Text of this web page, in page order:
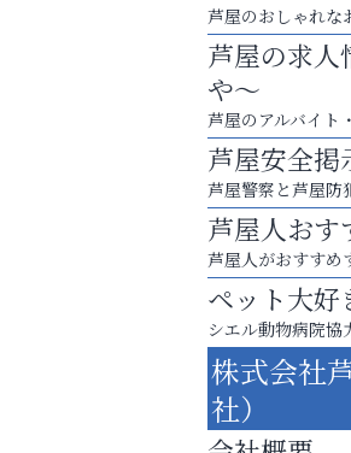
学び方が変われば
芦屋人~あ
芦屋のおしゃれな
芦屋の求人
や～
芦屋のアルバイト
芦屋安全掲
芦屋警察と芦屋防
芦屋人おす
芦屋人がおすすめ
ペット大好
シエル動物病院協
株式会社
社）